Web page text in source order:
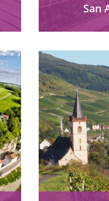
San
den USA
seinem
mehr